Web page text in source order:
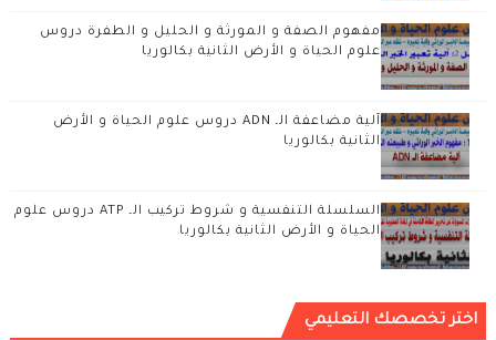
مفهوم الصفة و المورثة و الحليل و الطفرة دروس
علوم الحياة و الأرض الثانية بكالوريا
آلية مضاعفة الـ ADN دروس علوم الحياة و الأرض
الثانية بكالوريا
السلسلة التنفسية و شروط تركيب الـ ATP دروس علوم
الحياة و الأرض الثانية بكالوريا
اختر تخصصك التعليمي